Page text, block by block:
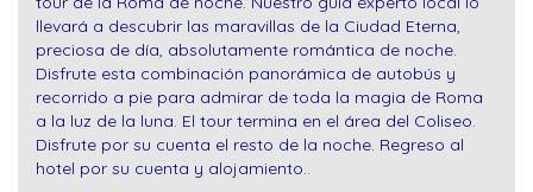
llevará a descubrir las maravillas de la Ciudad Eterna,
preciosa de día, absolutamente romántica de noche.
Disfrute esta combinación panorámica de autobús y
recorrido a pie para admirar de toda la magia de Roma
a la luz de la luna. El tour termina en el área del Coliseo.
Disfrute por su cuenta el resto de la noche. Regreso al
hotel por su cuenta y alojamiento..